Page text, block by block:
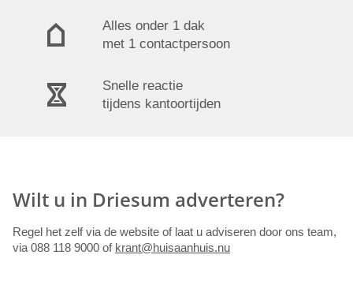
Alles onder 1 dak
met 1 contactpersoon
Snelle reactie
tijdens kantoortijden
Wilt u in Driesum adverteren?
Regel het zelf via de website of laat u adviseren door ons team,
via 088 118 9000 of krant@huisaanhuis.nu